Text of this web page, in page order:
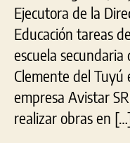
Ejecutora de la
Educación tareas
escuela secundaria
Clemente del Tuyú
empresa Avistar
realizar obras en